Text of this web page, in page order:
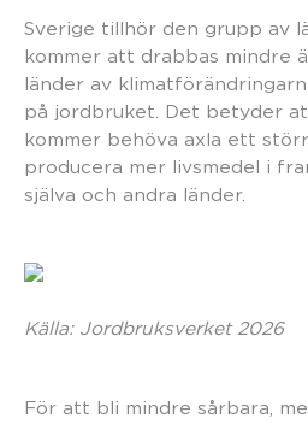
Sverige tillhör den grupp av
kommer att drabbas mindre
länder av
på jordbruket. Det betyder
kommer behöva axla ett
producera mer livsmedel i
själva och andra länder.
Källa: Jordbruksverket 2026
För att bli mindre sårbara,